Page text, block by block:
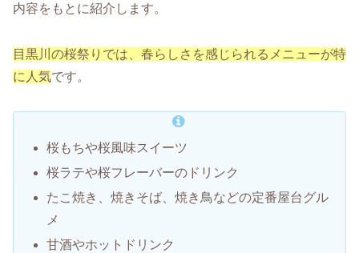
内容をもとに紹介します。
目黒川の桜祭りでは、春らしさを感じられるメニューが特
に人気です。
桜もちや桜風味スイーツ
桜ラテや桜フレーバーのドリンク
たこ焼き、焼きそば、焼き鳥などの定番屋台グル
メ
甘酒やホットドリンク